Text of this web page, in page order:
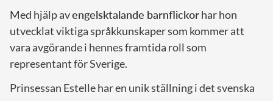
Med hjälp avengelsktalande barnflickorhar hon
utvecklat viktiga språkkunskaper som kommer att
vara avgörande i hennes framtida roll som
representant för Sverige.
Prinsessan Estelle har en unik ställning i det svenska